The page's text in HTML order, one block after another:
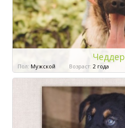
Чеддер
Пол: Мужской Возраст: 2 года